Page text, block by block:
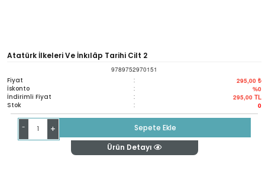
Atatürk İlkeleri Ve İnkılâp Tarihi Cilt 2
9789752970151
Fiyat : 295,00 ₺
İskonto : %0
İndirimli Fiyat : 295,00 TL
Stok : 0
- +
Sepete Ekle
Ürün Detayı